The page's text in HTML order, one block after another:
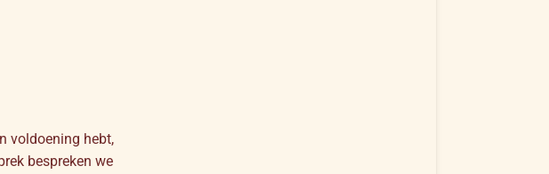
voldoening hebt,
bespreken we